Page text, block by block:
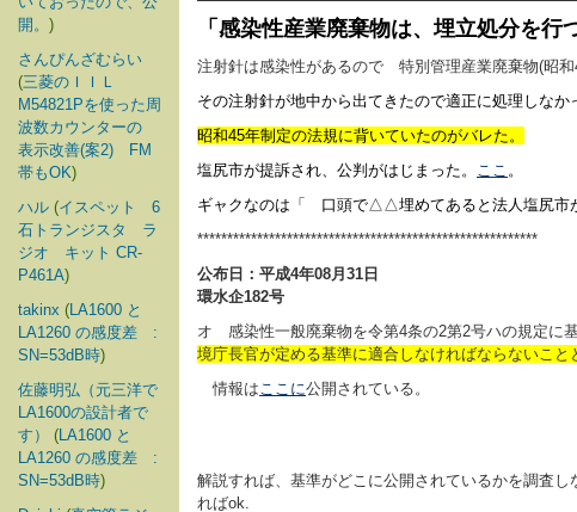
開。 )
さんぴんざむらい
(三菱のＩＩＬ
M54821Pを使った周
波数カウンターの
表示改善(案2) FM
帯もOK)
ハル (イスペット 6
石トランジスタ ラ
ジオ キット CR-
P461A)
takinx (LA1600 と
LA1260 の感度差 :
SN=53dB時)
佐藤明弘（元三洋で
LA1600の設計者で
す）
(LA1600 と
LA1260 の感度差 :
SN=53dB時)
「感染性産業廃棄物は、埋立処分を
注射針は感染性があるので 特別管理産業廃棄物(昭和
その注射針が地中から出てきたので適正に処理しな
昭和45年制定の法規に背いていたのがバレた。
塩尻市が提訴され、公判がはじまった。 ここ 。
ギャクなのは「 口頭で△△埋めてあると法人塩尻市
*********************************************************
公布日：平成4年08月31日
環水企182号
オ 感染性一般廃棄物を令第4条の2第2号ハの規定に
境庁長官が定める基準に適合しなければならないこと
情報はここに公開されている。
解説すれば、基準がどこに公開されているかを調査
ればok.